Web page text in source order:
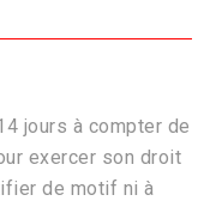
jours à compter de
exercer son droit
de motif ni à